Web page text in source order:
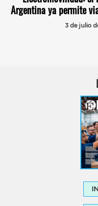
Argentina ya permite
3 de julio